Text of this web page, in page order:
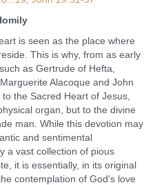
is seen as the place where
This is why, from as early
as Gertrude of Hefta,
Alacoque and John
the Sacred Heart of Jesus,
organ, but to the divine
man. While this devotion may
and sentimental
a vast collection of pious
it is essentially, in its original
contemplation of God's love